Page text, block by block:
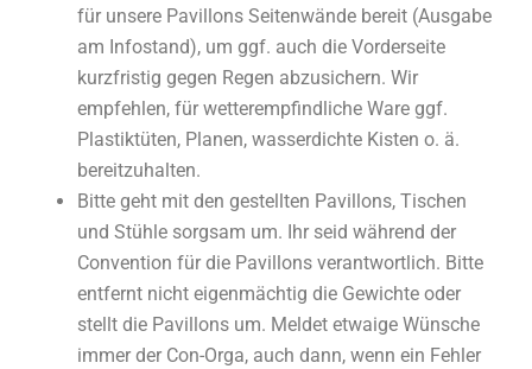
für unsere Pavillons Seitenwände bereit (Ausgabe
am Infostand), um ggf. auch die Vorderseite
kurzfristig gegen Regen abzusichern. Wir
empfehlen, für wetterempfindliche Ware ggf.
Plastiktüten, Planen, wasserdichte Kisten o. ä.
bereitzuhalten.
Bitte geht mit den gestellten Pavillons, Tischen
und Stühle sorgsam um. Ihr seid während der
Convention für die Pavillons verantwortlich. Bitte
entfernt nicht eigenmächtig die Gewichte oder
stellt die Pavillons um. Meldet etwaige Wünsche
immer der Con-Orga, auch dann, wenn ein Fehler